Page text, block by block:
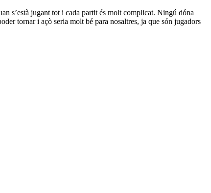
s’està jugant tot i cada partit és molt complicat. Ningú dóna
tornar i açò seria molt bé para nosaltres, ja que són jugadors